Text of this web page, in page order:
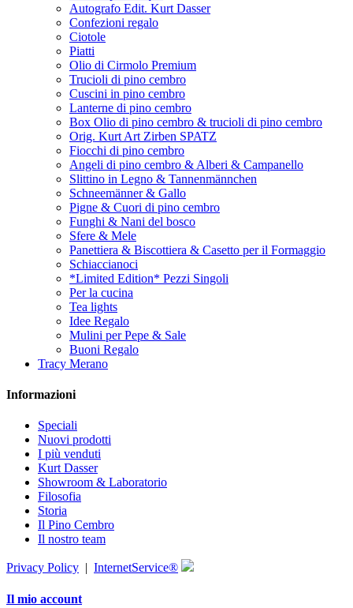
Autografo Edit. Kurt Dasser
Confezioni regalo
Ciotole
Piatti
Olio di Cirmolo Premium
Trucioli di pino cembro
Cuscini in pino cembro
Lanterne di pino cembro
Box Olio di pino cembro & trucioli di pino cembro
Orig. Kurt Art Zirben SPATZ
Fiocchi di pino cembro
Angeli di pino cembro & Alberi & Campanello
Slittino in Legno & Tannenmännchen
Schneemänner & Gallo
Pigne & Cuori di pino cembro
Funghi & Nani del bosco
Sfere & Mele
Panettiera & Biscottiera & Casetto per il Formaggio
Schiaccianoci
*Limited Edition* Pezzi Singoli
Per la cucina
Tea lights
Idee Regalo
Mulini per Pepe & Sale
Buoni Regalo
Tracy Merano
Informazioni
Speciali
Nuovi prodotti
I più venduti
Kurt Dasser
Showroom & Laboratorio
Filosofia
Storia
Il Pino Cembro
Il nostro team
Privacy Policy | InternetService®
Il mio account